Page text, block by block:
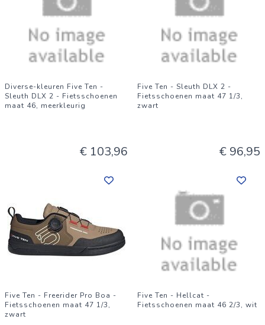
Diverse-kleuren Five Ten -
Sleuth DLX 2 - Fietsschoenen
maat 46, meerkleurig
€ 103,96
Five Ten - Sleuth DLX 2 -
Fietsschoenen maat 47 1/3,
zwart
€ 96,95
Five Ten - Freerider Pro Boa -
Fietsschoenen maat 47 1/3,
zwart
Five Ten - Hellcat -
Fietsschoenen maat 46 2/3, wit